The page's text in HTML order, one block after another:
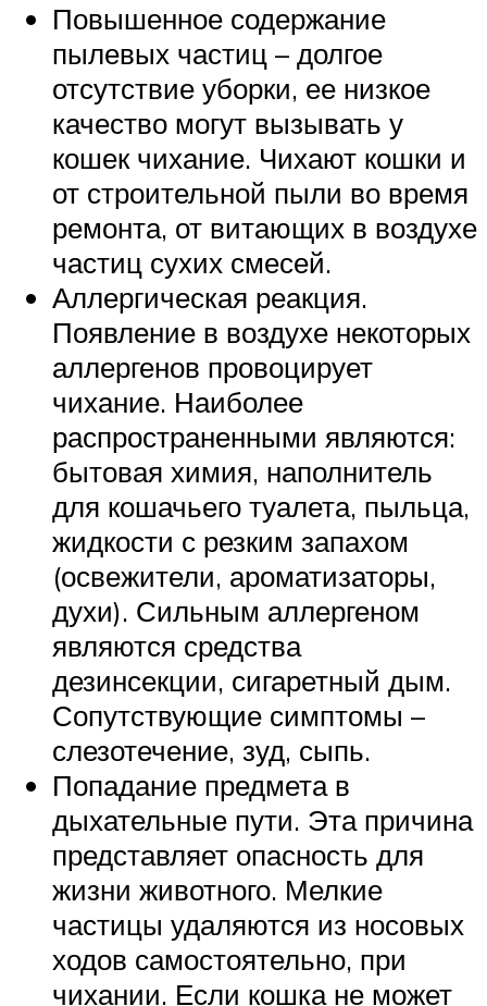
Повышенное содержание
пылевых частиц – долгое
отсутствие уборки, ее низкое
качество могут вызывать у
кошек чихание. Чихают кошки и
от строительной пыли во время
ремонта, от витающих в воздухе
частиц сухих смесей.
Аллергическая реакция.
Появление в воздухе некоторых
аллергенов провоцирует
чихание. Наиболее
распространенными являются:
бытовая химия, наполнитель
для кошачьего туалета, пыльца,
жидкости с резким запахом
(освежители, ароматизаторы,
духи). Сильным аллергеном
являются средства
дезинсекции, сигаретный дым.
Сопутствующие симптомы –
слезотечение, зуд, сыпь.
Попадание предмета в
дыхательные пути. Эта причина
представляет опасность для
жизни животного. Мелкие
частицы удаляются из носовых
ходов самостоятельно, при
чихании. Если кошка не может